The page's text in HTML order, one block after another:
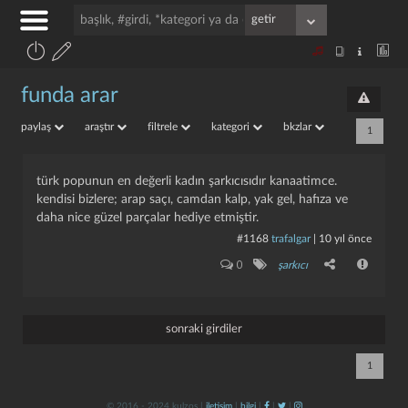
funda arar
paylaş araştır filtrele kategori bkzlar 1
türk popunun en değerli kadın şarkıcısıdır kanaatimce.
kendisi bizlere; arap saçı, camdan kalp, yak gel, hafıza ve
daha nice güzel parçalar hediye etmiştir.
#1168 trafalgar| 10 yıl önce
0 şarkıcı
sonraki girdiler
1
© 2016 - 2024 kulzos | iletişim| bilgi| | |